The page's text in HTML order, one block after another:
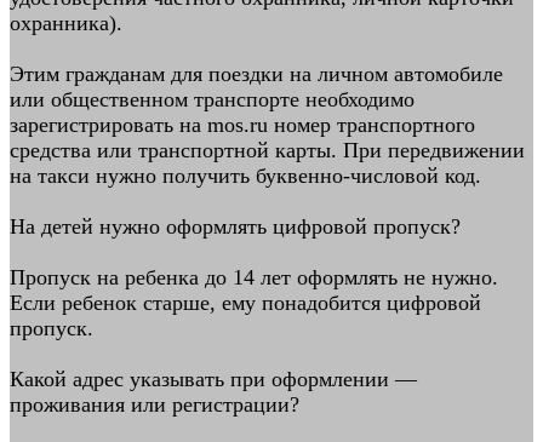
охранника).
Этим гражданам для поездки на личном автомобиле
или общественном транспорте необходимо
зарегистрировать на mos.ru номер транспортного
средства или транспортной карты. При передвижении
на такси нужно получить буквенно-числовой код.
На детей нужно оформлять цифровой пропуск?
Пропуск на ребенка до 14 лет оформлять не нужно.
Если ребенок старше, ему понадобится цифровой
пропуск.
Какой адрес указывать при оформлении —
проживания или регистрации?